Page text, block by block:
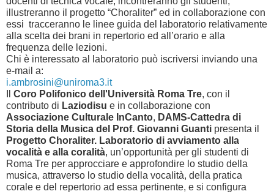
illustreranno il progetto “Choraliter” ed in collaborazione con
essi tracceranno le linee guida del laboratorio relativamente
alla scelta dei brani in repertorio ed all’orario e alla
frequenza delle lezioni.
Chi è interessato al laboratorio può iscriversi inviando una
e-mail a:
i.ambrosini@uniroma3.it
Coro Polifonico dell'Università Roma Tre, con il
contributo di Laziodisu e in collaborazione con
Associazione Culturale InCanto, DAMS-Cattedra di
Storia della Musica del Prof. Giovanni Guanti presenta il
Progetto Choraliter. Laboratorio di avviamento alla
vocalità e alla coralità, un’opportunità per gli studenti di
Roma Tre per approcciare e approfondire lo studio della
musica, attraverso lo studio della vocalità, della pratica
corale e del repertorio ad essa pertinente, e si configura